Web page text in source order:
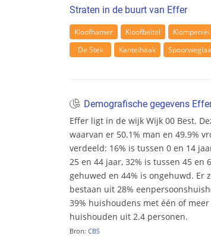
Straten in de buurt van Effer
Kloofhamer Kloofbeitel Klompenlei
De Stek
Kantelhaak
Demografische gegevens
Effer ligt in de wijk Wijk 00 Best.
waarvan er 50.1% man en 49.9%
verdeeld: 16% is tussen 0 en 14
25 en 44 jaar, 32% is tussen 45 en
gehuwed en 44% is ongehuwd. Er
bestaan uit 28%
39% huishoudens met één of
huishouden uit 2.4 personen.
Bron: CBS